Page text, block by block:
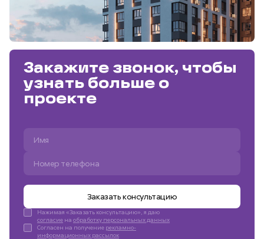
Закажите звонок, чтобы
узнать больше о
проекте
Заказать консультацию
Нажимая «Заказать консультацию», я даю
согласие на обработку персональных данных
Согласен на получение рекламно-
информационных рассылок